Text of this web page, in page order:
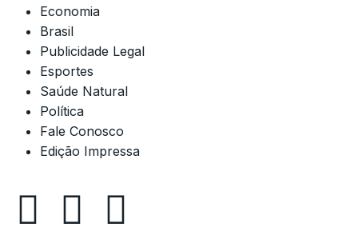
Economia
Brasil
Publicidade Legal
Esportes
Saúde Natural
Política
Fale Conosco
Edição Impressa